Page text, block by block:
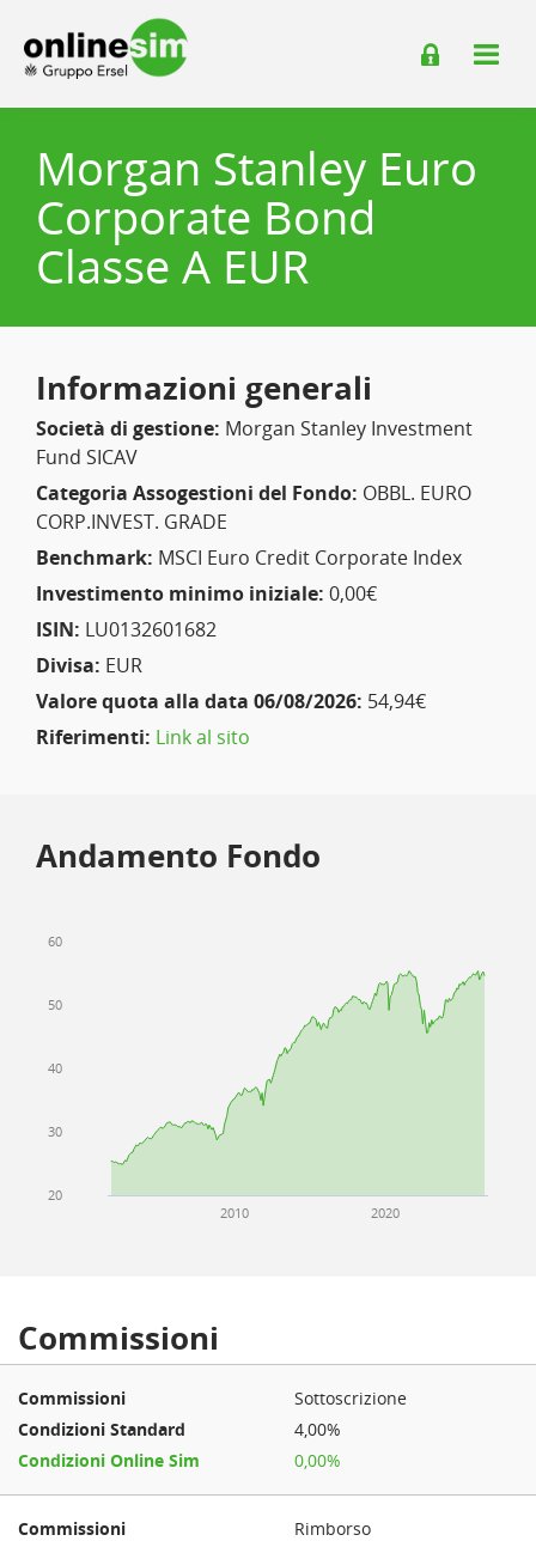
Morgan Stanley Euro
Corporate Bond
Classe A EUR
Informazioni generali
Società di gestione: Morgan Stanley Investment
Fund SICAV
Categoria Assogestioni del Fondo: OBBL. EURO
CORP.INVEST. GRADE
Benchmark: MSCI Euro Credit Corporate Index
Investimento minimo iniziale: 0,00€
ISIN: LU0132601682
Divisa: EUR
Valore quota alla data 06/08/2026: 54,94€
Riferimenti: Link al sito
Andamento Fondo
2010 2020
20
30
40
50
60
Commissioni
Sottoscrizione
4,00%
0,00%
Rimborso